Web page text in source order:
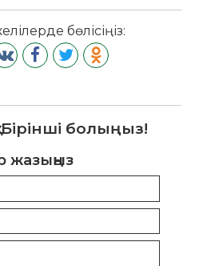
бөлісіңіз:
Бірінші болыңыз!
жазыңыз